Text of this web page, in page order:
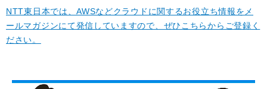
NTT東日本では、AWSなどクラウドに関するお役立ち情報をメ
ールマガジンにて発信していますので、ぜひこちらからご登録く
ださい。